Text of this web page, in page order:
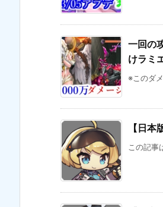
一回の
けラミ
※このダ
【日
この記事